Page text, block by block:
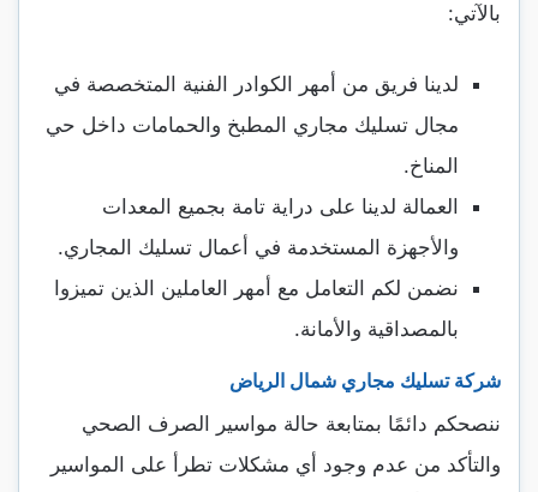
بالآتي:
لدينا فريق من أمهر الكوادر الفنية المتخصصة في
مجال تسليك مجاري المطبخ والحمامات داخل حي
المناخ.
العمالة لدينا على دراية تامة بجميع المعدات
والأجهزة المستخدمة في أعمال تسليك المجاري.
نضمن لكم التعامل مع أمهر العاملين الذين تميزوا
بالمصداقية والأمانة.
شركة تسليك مجاري شمال الرياض
ننصحكم دائمًا بمتابعة حالة مواسير الصرف الصحي
والتأكد من عدم وجود أي مشكلات تطرأ على المواسير